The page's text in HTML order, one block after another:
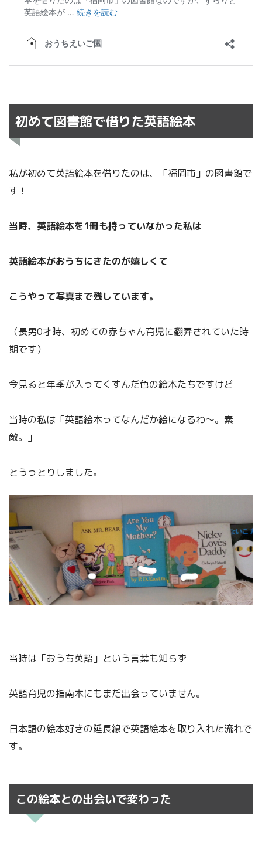
初めて図書館で借りた英語絵本
私が初めて英語絵本を借りたのは、「福岡市」の図書館で
す！
当時、英語絵本を1冊も持っていなかった私は
英語絵本がおうちにきたのが嬉しくて
こうやって写真まで残しています。
（長男0才時、初めての赤ちゃん育児に翻弄されていた時
期です）
今見ると年季が入ってくすんだ色の絵本たちですけど
当時の私は「英語絵本ってなんだか絵になるわ～。素
敵。」
とうっとりしました。
当時は「おうち英語」という言葉も知らず
英語育児の指南本にもまだ出会っていません。
日本語の絵本好きの延長線で英語絵本を取り入れた流れで
す。
この絵本との出会いで変わった